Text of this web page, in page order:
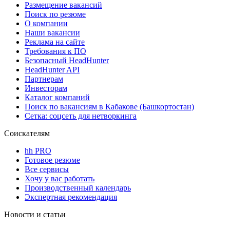
Размещение вакансий
Поиск по резюме
О компании
Наши вакансии
Реклама на сайте
Требования к ПО
Безопасный HeadHunter
HeadHunter API
Партнерам
Инвесторам
Каталог компаний
Поиск по вакансиям в Кабакове (Башкортостан)
Сетка: соцсеть для нетворкинга
Соискателям
hh PRO
Готовое резюме
Все сервисы
Хочу у вас работать
Производственный календарь
Экспертная рекомендация
Новости и статьи